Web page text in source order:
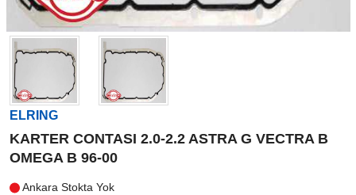
ELRING
KARTER CONTASI 2.0-2.2 ASTRA G VECTRA B
OMEGA B 96-00
Ankara Stokta Yok